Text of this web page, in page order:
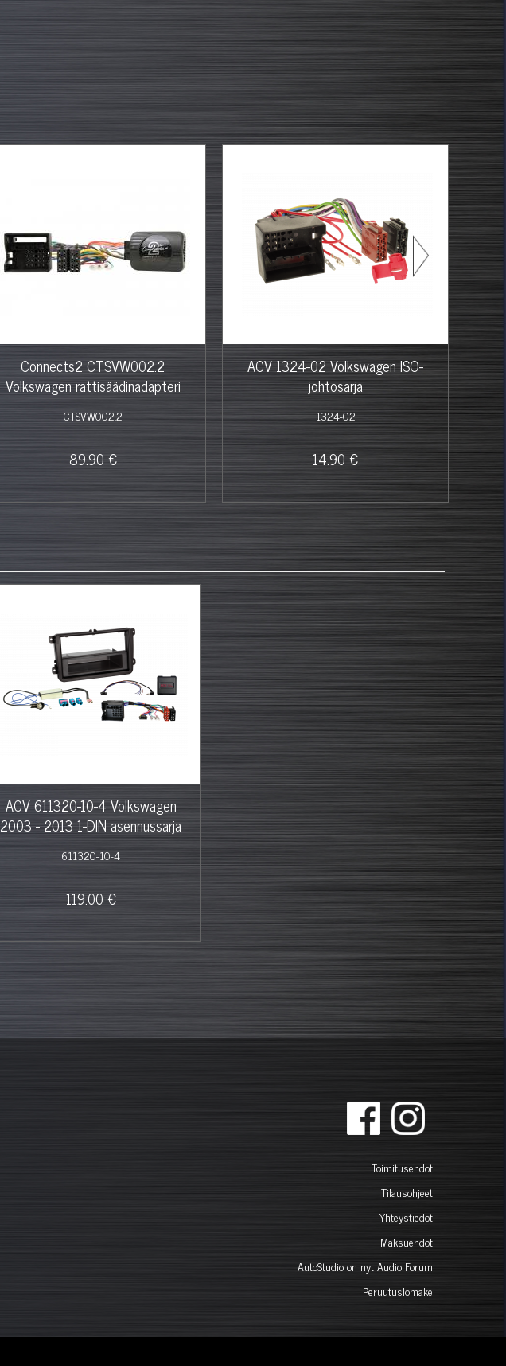
Connects2 CTSVW002.2
Volkswagen rattisäädinadapteri
CTSVW002.2
89.90 €
ACV 1324-02 Volkswagen ISO-
johtosarja
1324-02
14.90 €
ACV 611320-10-4 Volkswagen
2003 - 2013 1-DIN asennussarja
611320-10-4
119.00 €
Toimitusehdot
Tilausohjeet
Yhteystiedot
Maksuehdot
AutoStudio on nyt Audio Forum
Peruutuslomake